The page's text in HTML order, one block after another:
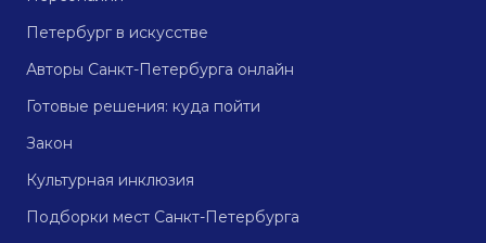
Петербург в искусстве
Авторы Санкт-Петербурга онлайн
Готовые решения: куда пойти
Закон
Культурная инклюзия
Подборки мест Санкт-Петербурга